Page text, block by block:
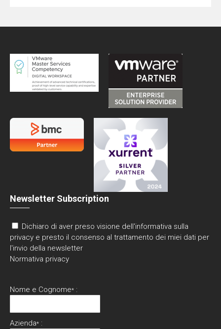
Newsletter Subscription
Dichiaro di aver preso visione dell'informativa sulla
privacy e presto il consenso al trattamento dei miei dati per
l'invio della newsletter
Normativa privacy
Nome e Cognome* :
Azienda* :